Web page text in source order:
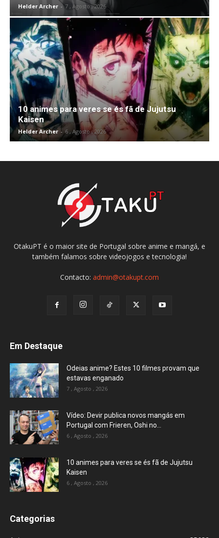
Helder Archer - 7 , Agosto , 2026
10 animes para veres se és fã de Jujutsu
Kaisen
Helder Archer - 6 , Agosto , 2026
OtakuPT é o maior site de Portugal sobre anime e mangá, e
também falamos sobre videojogos e tecnologia!
Contacto: admin@otakupt.com
Em Destaque
Odeias anime? Estes 10 filmes provam que
estavas enganado
7 , Agosto , 2026
Vídeo: Devir publica novos mangás em
Portugal com Frieren, Oshi no...
6 , Agosto , 2026
10 animes para veres se és fã de Jujutsu
Kaisen
6 , Agosto , 2026
Categorias